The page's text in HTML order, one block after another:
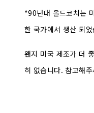
*90년대 올드코치는
한 국가에서 생산 되었
왠지 미국 제조가 더
히 없습니다. 참고해